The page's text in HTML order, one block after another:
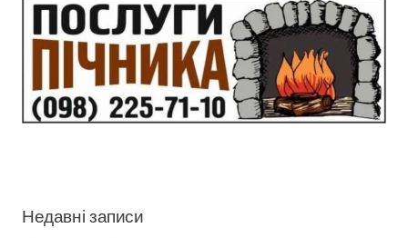
Недавні записи